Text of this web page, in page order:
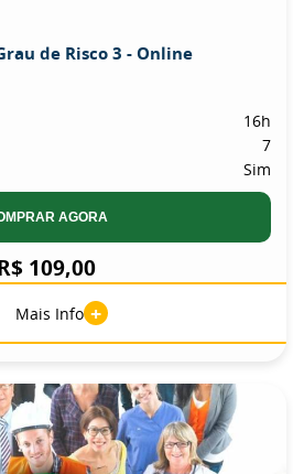
de Risco 3 - Online
16h
7
Sim
AGORA
109,00
Mais Info +